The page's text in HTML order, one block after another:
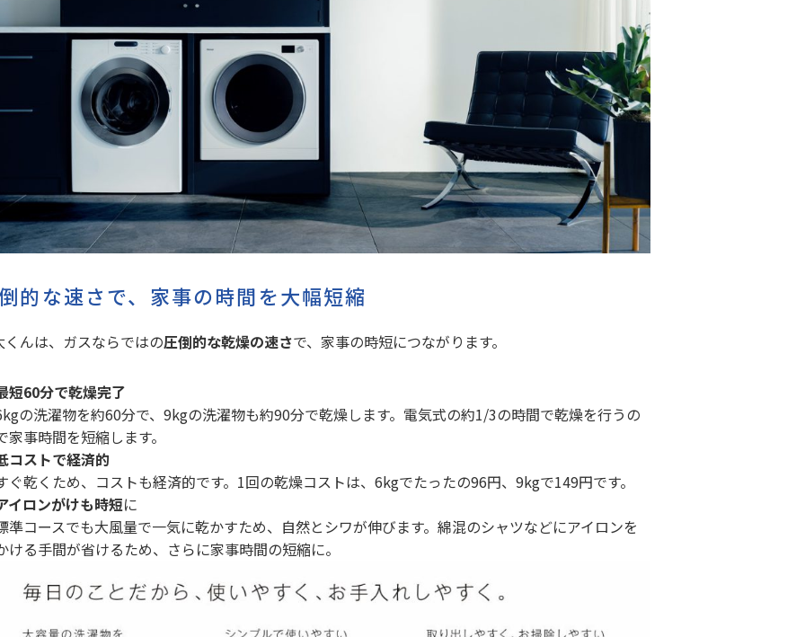
的な速さで、家事の時間を大幅短縮
くんは、ガスならではの圧倒的な乾燥の速さで、家事の時短につながります。
短60分で乾燥完了
の洗濯物を約60分で、9kgの洗濯物も約90分で乾燥します。電気式の約1/3の時間で乾燥を行うの
家事時間を短縮します。
コストで経済的
ぐ乾くため、コストも経済的です。1回の乾燥コストは、6kgでたったの96円、9kgで149円です。
イロンがけも時短に
準コースでも大風量で一気に乾かすため、自然とシワが伸びます。綿混のシャツなどにアイロンを
ける手間が省けるため、さらに家事時間の短縮に。